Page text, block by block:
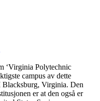
‘Virginia Polytechnic
campus av dette
Blacksburg, Virginia. Den
er at den også er